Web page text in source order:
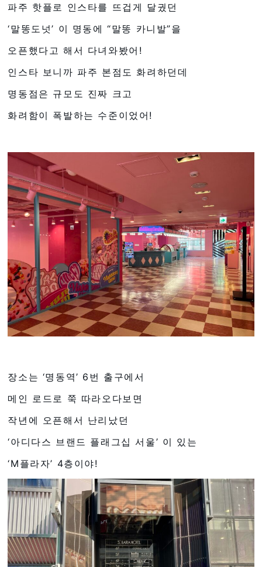
파주 핫플로 인스타를 뜨겁게 달궜던
‘말똥도넛’ 이 명동에 “말똥 카니발”을
오픈했다고 해서 다녀와봤어!
인스타 보니까 파주 본점도 화려하던데
명동점은 규모도 진짜 크고
화려함이 폭발하는 수준이었어!
장소는 ‘명동역’ 6번 출구에서
메인 로드로 쭉 따라오다보면
작년에 오픈해서 난리났던
‘아디다스 브랜드 플래그십 서울’ 이 있는
‘M플라자’ 4층이야!